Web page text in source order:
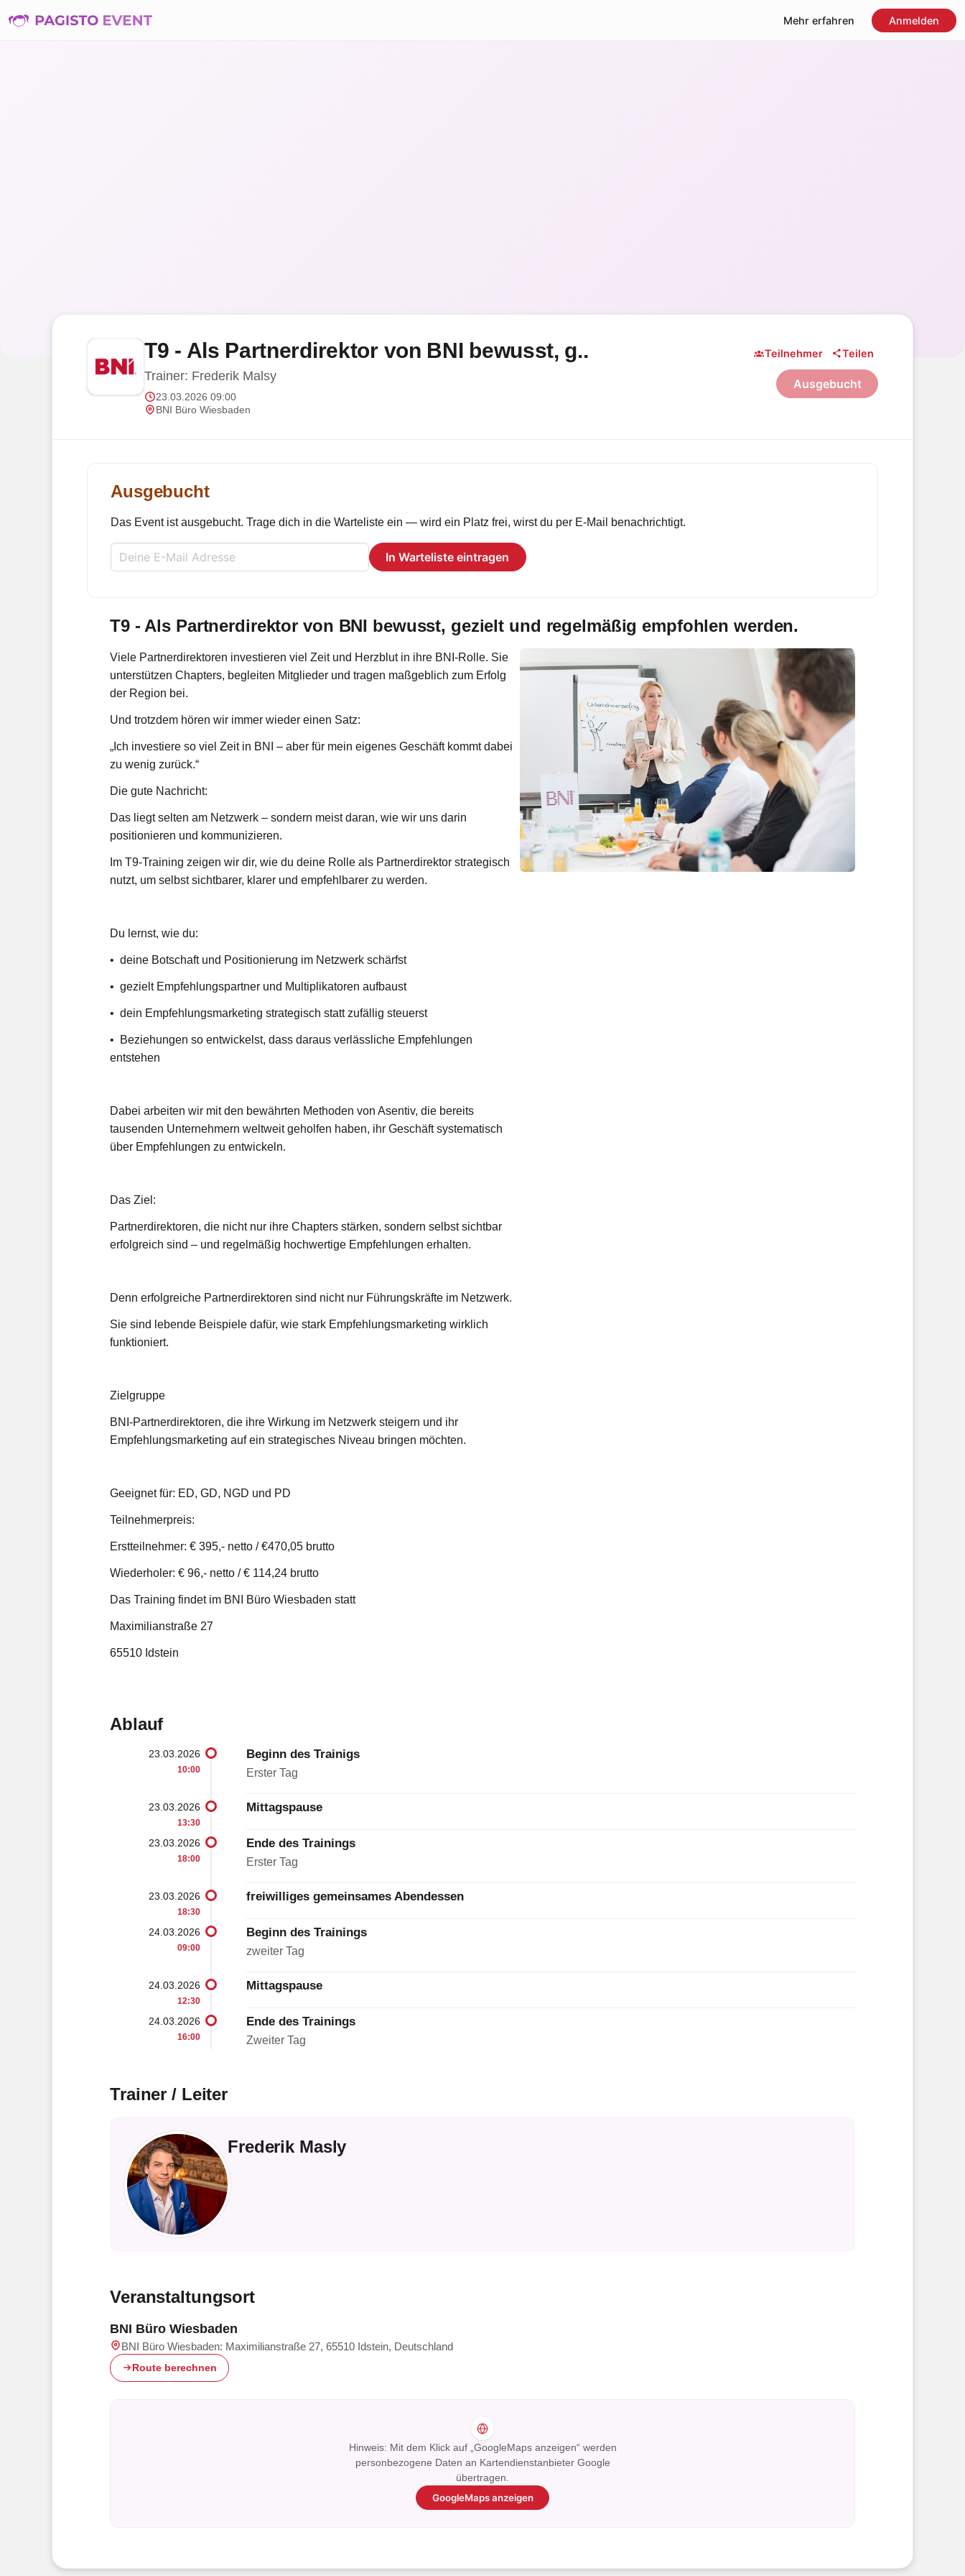
Mehr erfahren Anmelden
T9 - Als Partnerdirektor von BNI bewusst, g..
Trainer: Frederik Malsy
23.03.2026 09:00
BNI Büro Wiesbaden
Teilnehmer Teilen
Ausgebucht
Ausgebucht
Das Event ist ausgebucht. Trage dich in die Warteliste ein — wird ein Platz frei, wirst du per E-Mail benachrichtigt.
In Warteliste eintragen
T9 - Als Partnerdirektor von BNI bewusst, gezielt und regelmäßig empfohlen werden.
Viele Partnerdirektoren investieren viel Zeit und Herzblut in ihre BNI-Rolle. Sie
unterstützen Chapters, begleiten Mitglieder und tragen maßgeblich zum Erfolg
der Region bei.
Und trotzdem hören wir immer wieder einen Satz:
„Ich investiere so viel Zeit in BNI – aber für mein eigenes Geschäft kommt dabei
zu wenig zurück.“
Die gute Nachricht:
Das liegt selten am Netzwerk – sondern meist daran, wie wir uns darin
positionieren und kommunizieren.
Im T9-Training zeigen wir dir, wie du deine Rolle als Partnerdirektor strategisch
nutzt, um selbst sichtbarer, klarer und empfehlbarer zu werden.
Du lernst, wie du:
• deine Botschaft und Positionierung im Netzwerk schärfst
• gezielt Empfehlungspartner und Multiplikatoren aufbaust
• dein Empfehlungsmarketing strategisch statt zufällig steuerst
• Beziehungen so entwickelst, dass daraus verlässliche Empfehlungen
entstehen
Dabei arbeiten wir mit den bewährten Methoden von Asentiv, die bereits
tausenden Unternehmern weltweit geholfen haben, ihr Geschäft systematisch
über Empfehlungen zu entwickeln.
Das Ziel:
Partnerdirektoren, die nicht nur ihre Chapters stärken, sondern selbst sichtbar
erfolgreich sind – und regelmäßig hochwertige Empfehlungen erhalten.
Denn erfolgreiche Partnerdirektoren sind nicht nur Führungskräfte im Netzwerk.
Sie sind lebende Beispiele dafür, wie stark Empfehlungsmarketing wirklich
funktioniert.
Zielgruppe
BNI-Partnerdirektoren, die ihre Wirkung im Netzwerk steigern und ihr
Empfehlungsmarketing auf ein strategisches Niveau bringen möchten.
Geeignet für: ED, GD, NGD und PD
Teilnehmerpreis:
Erstteilnehmer: € 395,- netto / €470,05 brutto
Wiederholer: € 96,- netto / € 114,24 brutto
Das Training findet im BNI Büro Wiesbaden statt
Maximilianstraße 27
65510 Idstein
Ablauf
23.03.2026
10:00
Beginn des Trainigs
Erster Tag
23.03.2026
13:30
Mittagspause
23.03.2026
18:00
Ende des Trainings
Erster Tag
23.03.2026
18:30
freiwilliges gemeinsames Abendessen
24.03.2026
09:00
Beginn des Trainings
zweiter Tag
24.03.2026
12:30
Mittagspause
24.03.2026
16:00
Ende des Trainings
Zweiter Tag
Trainer / Leiter
Frederik Masly
Veranstaltungsort
BNI Büro Wiesbaden
BNI Büro Wiesbaden: Maximilianstraße 27, 65510 Idstein, Deutschland
Route berechnen
Hinweis: Mit dem Klick auf „GoogleMaps anzeigen“ werden
personbezogene Daten an Kartendienstanbieter Google
übertragen.
GoogleMaps anzeigen